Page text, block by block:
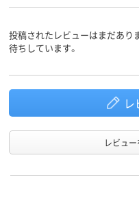
投稿されたレビューはまだあり
待ちしています。
レビュ